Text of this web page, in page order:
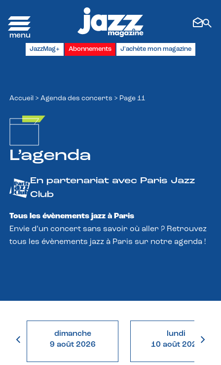
JazzMag+ Abonnements J'achète mon magazine
Accueil > Agenda des concerts > Page 11
L’agenda
En partenariat avec Paris Jazz
Club
Tous les évènements jazz à Paris
Envie d’un concert sans savoir où aller ? Retrouvez
tous les évènements jazz à Paris sur notre agenda !
dimanche
9 août 2026
lundi
10 août 2026